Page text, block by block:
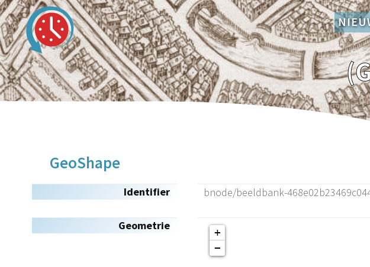
GeoShape
Identifier bnode/beeldbank-
Geometrie
+
−